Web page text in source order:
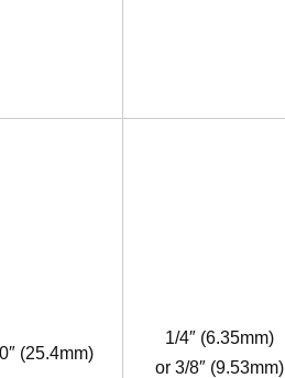
(25.4mm)
1/4″ (6.35mm)
or 3/8″ (9.53mm)